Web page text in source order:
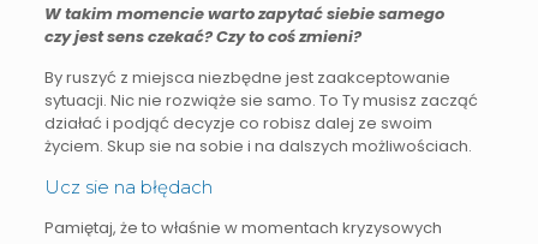
W takim momencie warto zapytać siebie samego
czy jest sens czekać? Czy to coś zmieni?
By ruszyć z miejsca niezbędne jest zaakceptowanie
sytuacji. Nic nie rozwiąże sie samo. To Ty musisz zacząć
działać i podjąć decyzje co robisz dalej ze swoim
życiem. Skup sie na sobie i na dalszych możliwościach.
Ucz sie na błędach
Pamiętaj, że to właśnie w momentach kryzysowych